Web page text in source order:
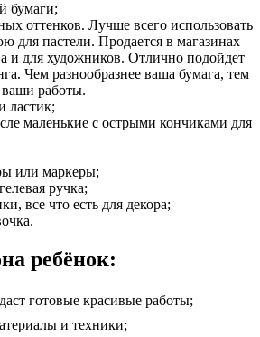
бумаги;
оттенков. Лучше всего использовать
для пастели. Продается в магазинах
и для художников. Отлично подойдет
Чем разнообразнее ваша бумага, тем
ваши работы.
ластик;
маленькие с острыми кончиками для
или маркеры;
ручка;
все что есть для декора;
ребёнок:
готовые красивые работы;
и техники;